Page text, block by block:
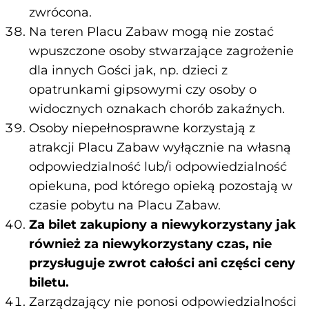
zwrócona.
Na teren Placu Zabaw mogą nie zostać
wpuszczone osoby stwarzające zagrożenie
dla innych Gości jak, np. dzieci z
opatrunkami gipsowymi czy osoby o
widocznych oznakach chorób zakaźnych.
Osoby niepełnosprawne korzystają z
atrakcji Placu Zabaw wyłącznie na własną
odpowiedzialność lub/i odpowiedzialność
opiekuna, pod którego opieką pozostają w
czasie pobytu na Placu Zabaw.
Za bilet zakupiony a niewykorzystany jak
również za niewykorzystany czas, nie
przysługuje zwrot całości ani części ceny
biletu.
Zarządzający nie ponosi odpowiedzialności